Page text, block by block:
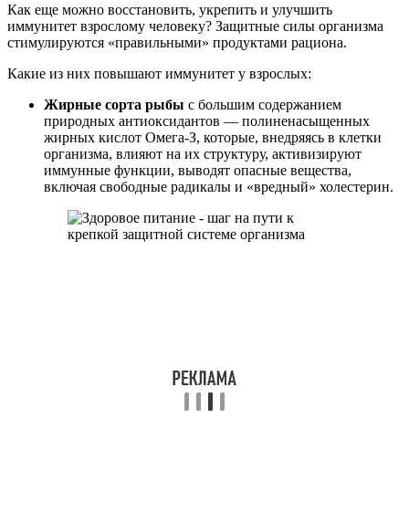
Как еще можно восстановить, укрепить и улучшить
иммунитет взрослому человеку? Защитные силы организма
стимулируются «правильными» продуктами рациона.
Какие из них повышают иммунитет у взрослых:
Жирные сорта рыбы с большим содержанием
природных антиоксидантов — полиненасыщенных
жирных кислот Омега‑З, которые, внедряясь в клетки
организма, влияют на их структуру, активизируют
иммунные функции, выводят опасные вещества,
включая свободные радикалы и «вредный» холестерин.